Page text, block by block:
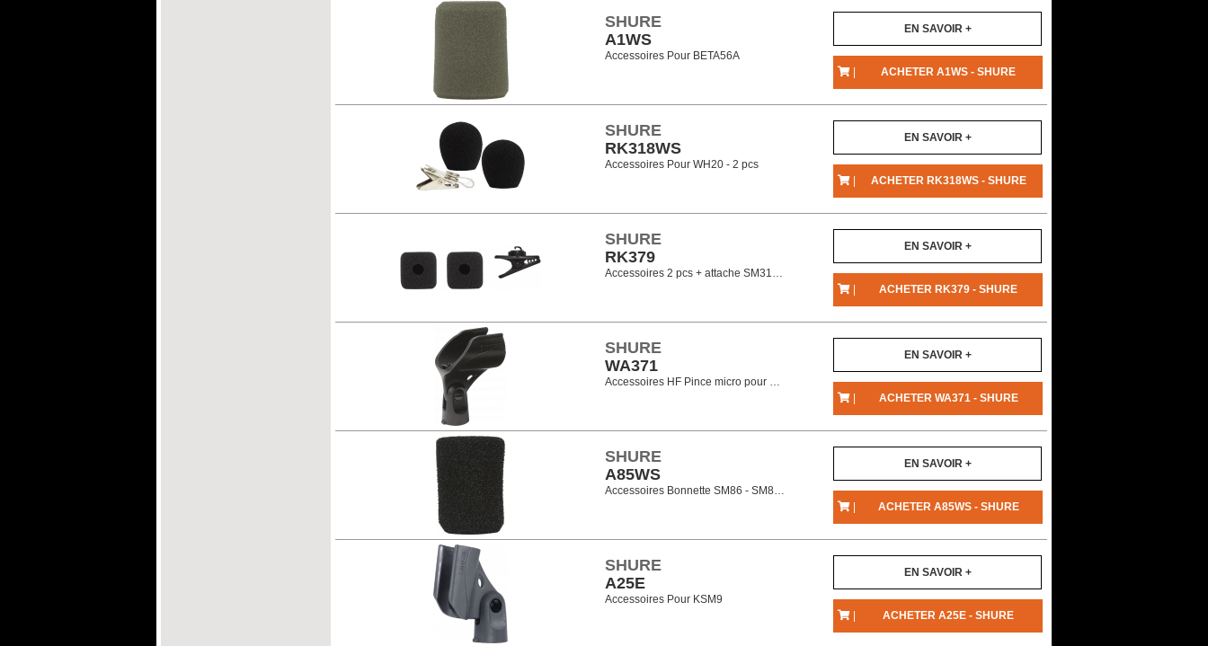
SHURE
A1WS
Accessoires Pour BETA56A
EN SAVOIR +
| ACHETER A1WS - SHURE
SHURE
RK318WS
Accessoires Pour WH20 - 2 pcs
EN SAVOIR +
| ACHETER RK318WS - SHURE
SHURE
RK379
Accessoires 2 pcs + attache SM31…
EN SAVOIR +
| ACHETER RK379 - SHURE
SHURE
WA371
Accessoires HF Pince micro pour …
EN SAVOIR +
| ACHETER WA371 - SHURE
SHURE
A85WS
Accessoires Bonnette SM86 - SM8…
EN SAVOIR +
| ACHETER A85WS - SHURE
SHURE
A25E
Accessoires Pour KSM9
EN SAVOIR +
| ACHETER A25E - SHURE